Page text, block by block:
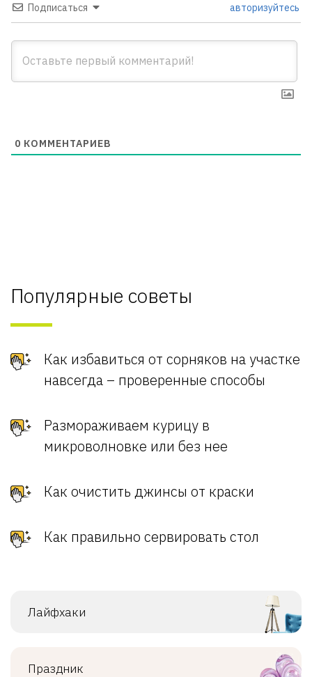
Подписаться авторизуйтесь
0 КОММЕНТАРИЕВ
Популярные советы
Как избавиться от сорняков на участке
навсегда – проверенные способы
Размораживаем курицу в
микроволновке или без нее
Как очистить джинсы от краски
Как правильно сервировать стол
Лайфхаки
Праздник